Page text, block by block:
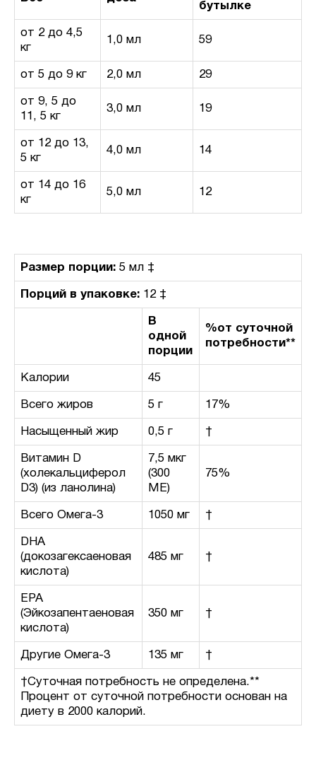
бутылке
от 2 до 4,5
кг
1,0 мл 59
от 5 до 9 кг 2,0 мл 29
от 9, 5 до
11, 5 кг
3,0 мл 19
от 12 до 13,
5 кг
4,0 мл 14
от 14 до 16
кг
5,0 мл 12
Размер порции: 5 мл ‡
Порций в упаковке: 12 ‡
В
одной
порции
%от суточной
потребности**
Калории 45
Всего жиров 5 г 17%
Насыщенный жир 0,5 г †
Витамин D
(холекальциферол
D3) (из ланолина)
7,5 мкг
(300
МЕ)
75%
Всего Омега-3 1050 мг †
DHA
(докозагексаеновая
кислота)
485 мг †
EPA
(Эйкозапентаеновая
кислота)
350 мг †
Другие Омега-3 135 мг †
†Суточная потребность не определена.**
Процент от суточной потребности основан на
диету в 2000 калорий.